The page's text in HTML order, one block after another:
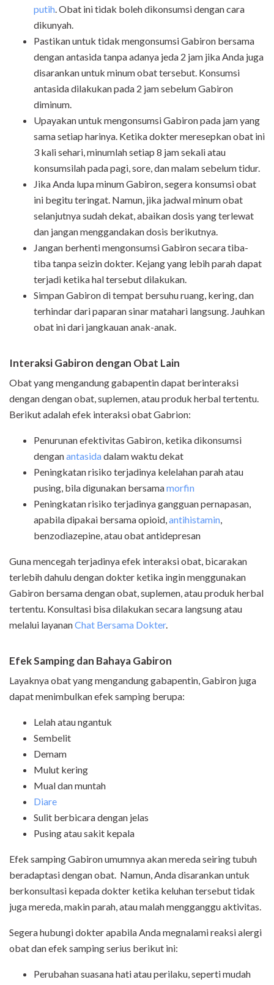
putih. Obat ini tidak boleh dikonsumsi dengan cara
dikunyah.
Pastikan untuk tidak mengonsumsi Gabiron bersama
dengan antasida tanpa adanya jeda 2 jam jika Anda juga
disarankan untuk minum obat tersebut. Konsumsi
antasida dilakukan pada 2 jam sebelum Gabiron
diminum.
Upayakan untuk mengonsumsi Gabiron pada jam yang
sama setiap harinya. Ketika dokter meresepkan obat ini
3 kali sehari, minumlah setiap 8 jam sekali atau
konsumsilah pada pagi, sore, dan malam sebelum tidur.
Jika Anda lupa minum Gabiron, segera konsumsi obat
ini begitu teringat. Namun, jika jadwal minum obat
selanjutnya sudah dekat, abaikan dosis yang terlewat
dan jangan menggandakan dosis berikutnya.
Jangan berhenti mengonsumsi Gabiron secara tiba-
tiba tanpa seizin dokter. Kejang yang lebih parah dapat
terjadi ketika hal tersebut dilakukan.
Simpan Gabiron di tempat bersuhu ruang, kering, dan
terhindar dari paparan sinar matahari langsung. Jauhkan
obat ini dari jangkauan anak-anak.
Interaksi Gabiron dengan Obat Lain
Obat yang mengandung gabapentin dapat berinteraksi
dengan dengan obat, suplemen, atau produk herbal tertentu.
Berikut adalah efek interaksi obat Gabrion:
Penurunan efektivitas Gabiron, ketika dikonsumsi
denganantasidadalam waktu dekat
Peningkatan risiko terjadinya kelelahan parah atau
pusing, bila digunakan bersamamorfin
Peningkatan risiko terjadinya gangguan pernapasan,
apabila dipakai bersama opioid,antihistamin,
benzodiazepine, atau obat antidepresan
Guna mencegah terjadinya efek interaksi obat, bicarakan
terlebih dahulu dengan dokter ketika ingin menggunakan
Gabiron bersama dengan obat, suplemen, atau produk herbal
tertentu. Konsultasi bisa dilakukan secara langsung atau
melalui layananChat Bersama Dokter.
Efek Samping dan Bahaya Gabiron
Layaknya obat yang mengandung gabapentin, Gabiron juga
dapat menimbulkan efek samping berupa:
Lelah atau ngantuk
Sembelit
Demam
Mulut kering
Mual dan muntah
Diare
Sulit berbicara dengan jelas
Pusing atau sakit kepala
Efek samping Gabiron umumnya akan mereda seiring tubuh
beradaptasi dengan obat. Namun, Anda disarankan untuk
berkonsultasi kepada dokter ketika keluhan tersebut tidak
juga mereda, makin parah, atau malah mengganggu aktivitas.
Segera hubungi dokter apabila Anda megnalami reaksi alergi
obat dan efek samping serius berikut ini:
Perubahan suasana hati atau perilaku, seperti mudah